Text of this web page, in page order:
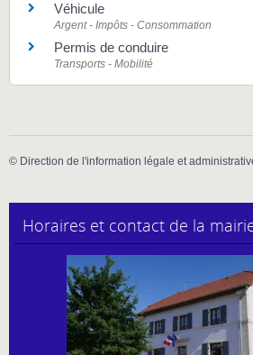
Véhicule
Argent - Impôts - Consommation
Permis de conduire
Transports - Mobilité
© Direction de l'information légale et
Horaires et contact de la